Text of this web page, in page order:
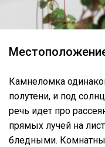
Камнеломка
полутени, и под
речь идет про
прямых лучей на
бледными.